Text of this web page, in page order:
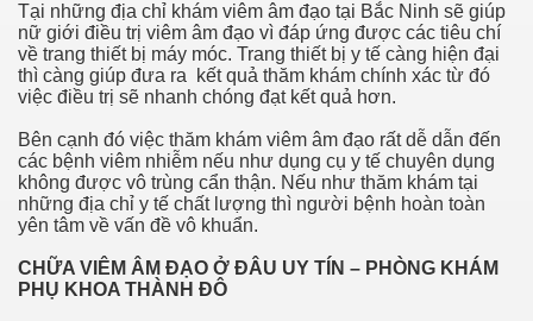
Tại những địa chỉ khám viêm âm đạo tại Bắc Ninh sẽ giúp
nữ giới điều trị viêm âm đạo vì đáp ứng được các tiêu chí
về trang thiết bị máy móc. Trang thiết bị y tế càng hiện đại
thì càng giúp đưa ra kết quả thăm khám chính xác từ đó
việc điều trị sẽ nhanh chóng đạt kết quả hơn.
Bên cạnh đó việc thăm khám viêm âm đạo rất dễ dẫn đến
các bệnh viêm nhiễm nếu như dụng cụ y tế chuyên dụng
không được vô trùng cẩn thận. Nếu như thăm khám tại
những địa chỉ y tế chất lượng thì người bệnh hoàn toàn
yên tâm về vấn đề vô khuẩn.
CHỮA VIÊM ÂM ĐẠO Ở ĐÂU UY TÍN – PHÒNG KHÁM
PHỤ KHOA THÀNH ĐÔ